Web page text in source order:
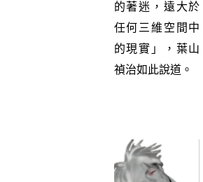
的著迷，遠大於
任何三維空間中
的現實」，葉山
禎治如此說道。